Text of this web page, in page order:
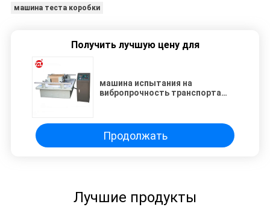
машина теста коробки
Получить лучшую цену для
машина испытания на
вибропрочность транспорта
Продолжать
Лучшие продукты